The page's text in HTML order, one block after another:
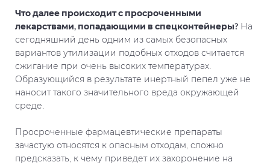
Что далее происходит с просроченными
лекарствами, попадающими в спецконтейнеры? На
сегодняшний день одним из самых безопасных
вариантов утилизации подобных отходов считается
сжигание при очень высоких температурах.
Образующийся в результате инертный пепел уже не
наносит такого значительного вреда окружающей
среде.
Просроченные фармацевтические препараты
зачастую относятся к опасным отходам, сложно
предсказать, к чему приведет их захоронение на